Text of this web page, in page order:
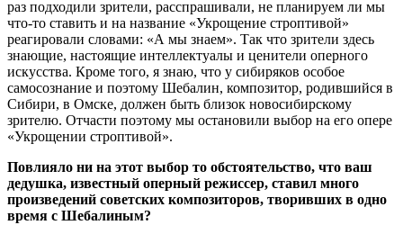
раз подходили зрители, расспрашивали, не планируем ли мы
что-то ставить и на название «Укрощение строптивой»
реагировали словами: «А мы знаем». Так что зрители здесь
знающие, настоящие интеллектуалы и ценители оперного
искусства. Кроме того, я знаю, что у сибиряков особое
самосознание и поэтому Шебалин, композитор, родившийся в
Сибири, в Омске, должен быть близок новосибирскому
зрителю. Отчасти поэтому мы остановили выбор на его опере
«Укрощении строптивой».
Повлияло ни на этот выбор то обстоятельство, что ваш
дедушка, известный оперный режиссер, ставил много
произведений советских композиторов, творивших в одно
время с Шебалиным?